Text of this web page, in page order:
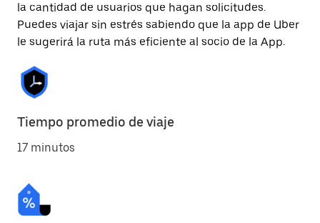
la cantidad de usuarios que hagan solicitudes.
Puedes viajar sin estrés sabiendo que la app de Uber
le sugerirá la ruta más eficiente al socio de la App.
Tiempo promedio de viaje
17 minutos